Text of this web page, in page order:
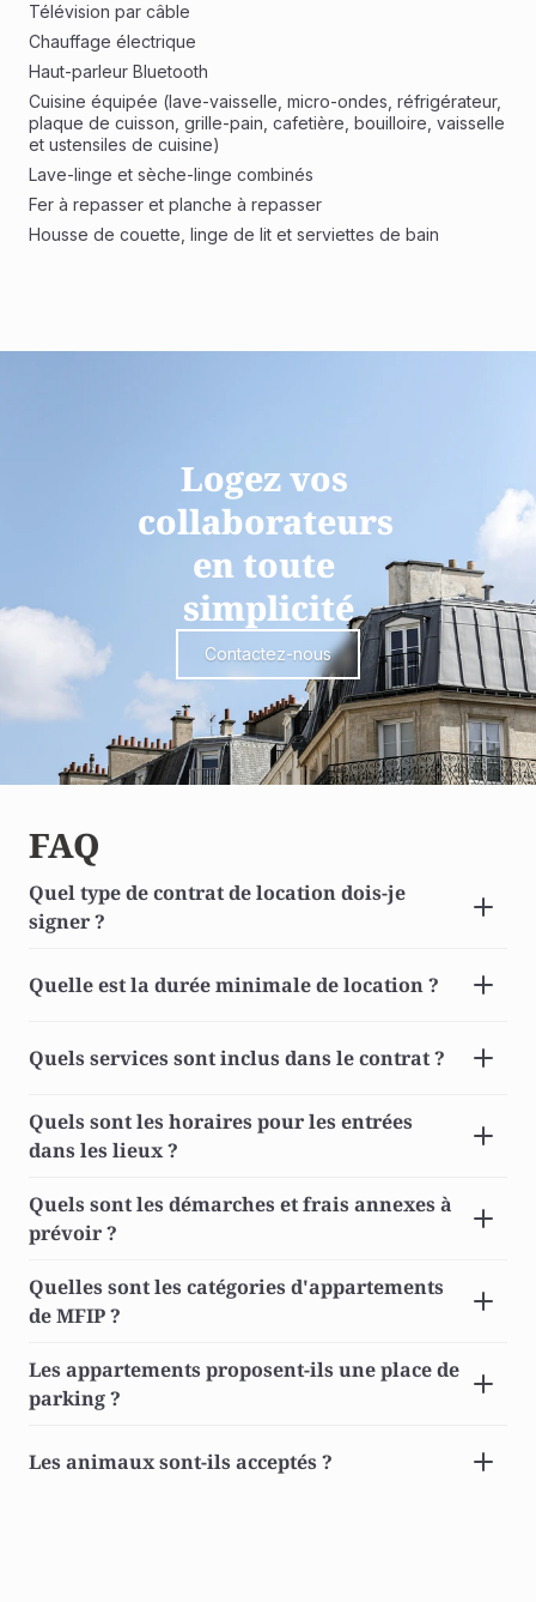
Télévision par câble
Chauffage électrique
Haut-parleur Bluetooth
Cuisine équipée (lave-vaisselle, micro-ondes, réfrigérateur,
plaque de cuisson, grille-pain, cafetière, bouilloire, vaisselle
et ustensiles de cuisine)
Lave-linge et sèche-linge combinés
Fer à repasser et planche à repasser
Housse de couette, linge de lit et serviettes de bain
Logez vos
collaborateurs
en toute
simplicité
Contactez-nous
FAQ
Quel type de contrat de location dois-je
signer ?
Quelle est la durée minimale de location ?
Quels services sont inclus dans le contrat ?
Quels sont les horaires pour les entrées
dans les lieux ?
Quels sont les démarches et frais annexes à
prévoir ?
Quelles sont les catégories d'appartements
de MFIP ?
Les appartements proposent-ils une place de
parking ?
Les animaux sont-ils acceptés ?